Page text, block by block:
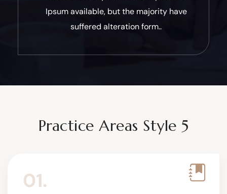
Ipsum available, but the majority have
suffered alteration form..
Practice Areas Style 5
01.